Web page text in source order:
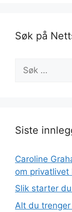
Søk på
etter:
Siste
Caroline
om privatlivet
Slik starter
Alt du